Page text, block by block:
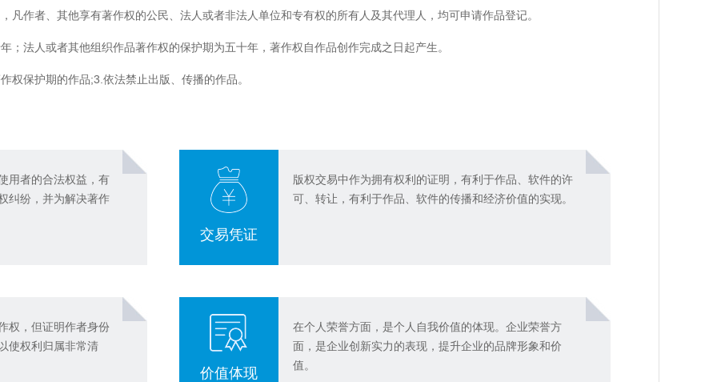
凡作者、其他享有著作权的公民、法人或者非法人单位和专有权的所有人及其代理人，均可申请作品登记。
；法人或者其他组织作品著作权的保护期为五十年，著作权自作品创作完成之日起产生。
权保护期的作品;3.依法禁止出版、传播的作品。
用者的合法权益，有
纠纷，并为解决著作
交易凭证
版权交易中作为拥有权利的证明，有利于作品、软件的许
可、转让，有利于作品、软件的传播和经济价值的实现。
权，但证明作者身份
使权利归属非常清
价值体现
在个人荣誉方面，是个人自我价值的体现。企业荣誉方
面，是企业创新实力的表现，提升企业的品牌形象和价
值。